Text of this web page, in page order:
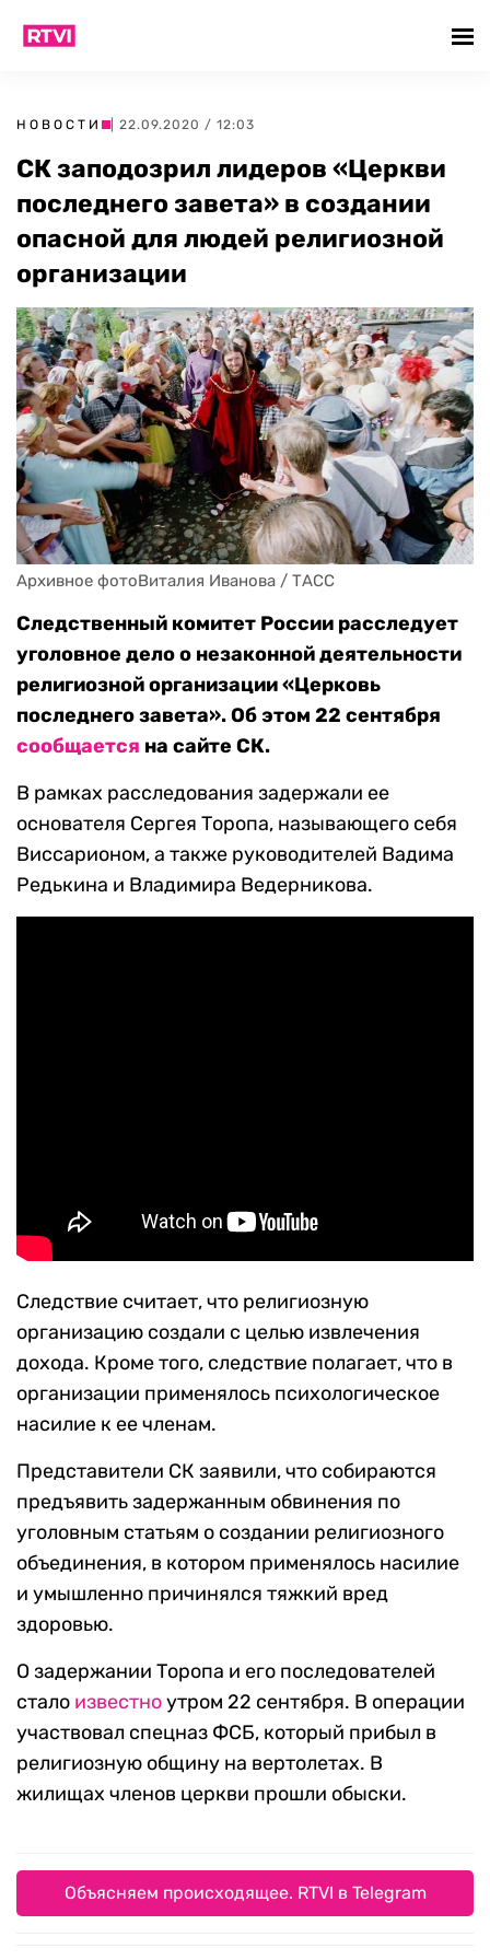
НОВОСТИ | 22.09.2020 / 12:03
СК заподозрил лидеров «Церкви
последнего завета» в создании
опасной для людей религиозной
организации
Архивное фотоВиталия Иванова / ТАСС
Следственный комитет России расследует
уголовное дело о незаконной деятельности
религиозной организации «Церковь
последнего завета». Об этом 22 сентября
сообщается на сайте СК.
В рамках расследования задержали ее
основателя Сергея Торопа, называющего себя
Виссарионом, а также руководителей Вадима
Редькина и Владимира Ведерникова.
Следствие считает, что религиозную
организацию создали с целью извлечения
дохода. Кроме того, следствие полагает, что в
организации применялось психологическое
насилие к ее членам.
Представители СК заявили, что собираются
предъявить задержанным обвинения по
уголовным статьям о создании религиозного
объединения, в котором применялось насилие
и умышленно причинялся тяжкий вред
здоровью.
О задержании Торопа и его последователей
стало известноутром 22 сентября. В операции
участвовал спецназ ФСБ, который прибыл в
религиозную общину на вертолетах. В
жилищах членов церкви прошли обыски.
Объясняем происходящее. RTVI в Telegram